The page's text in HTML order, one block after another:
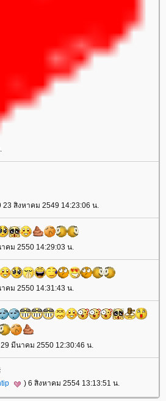
สิงหาคม 2549 14:23:06 น.
คม 2550 14:29:03 น.
คม 2550 14:31:43 น.
มีนาคม 2550 12:30:46 น.
) 6 สิงหาคม 2554 13:13:51 น.